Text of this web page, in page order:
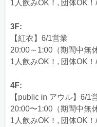
1人飲みOK！, 団体OK！
3F:
【紅衣】6/1営業
20:00～1:00（期間中無
1人飲みOK！, 団体OK！
4F:
【public in アウル】6/1
20:00〜1:00（期間中無
1人飲みOK！, 団体OK！